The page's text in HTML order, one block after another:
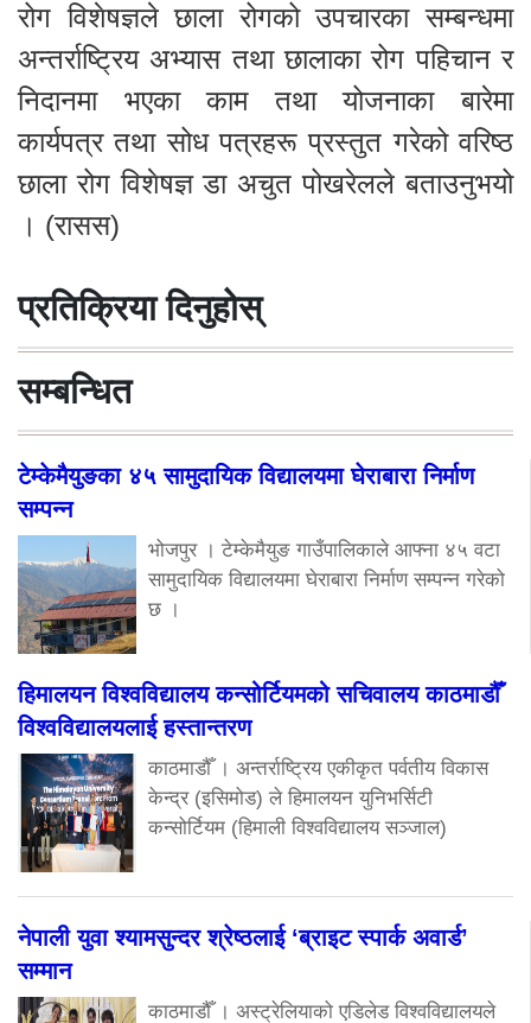
रोग विशेषज्ञले छाला रोगको उपचारका सम्बन्धमा
अन्तर्राष्ट्रिय अभ्यास तथा छालाका रोग पहिचान र
निदानमा भएका काम तथा योजनाका बारेमा
कार्यपत्र तथा सोध पत्रहरू प्रस्तुत गरेको वरिष्ठ
छाला रोग विशेषज्ञ डा अचुत पोखरेलले बताउनुभयो
। (रासस)
प्रतिक्रिया दिनुहोस्
सम्बन्धित
टेम्केमैयुङका ४५ सामुदायिक विद्यालयमा घेराबारा निर्माण
सम्पन्न
भोजपुर । टेम्केमैयुङ गाउँपालिकाले आफ्ना ४५ वटा
सामुदायिक विद्यालयमा घेराबारा निर्माण सम्पन्न गरेको
छ ।
हिमालयन विश्वविद्यालय कन्सोर्टियमको सचिवालय काठमाडौँ
विश्वविद्यालयलाई हस्तान्तरण
काठमाडौँ । अन्तर्राष्ट्रिय एकीकृत पर्वतीय विकास
केन्द्र (इसिमोड) ले हिमालयन युनिभर्सिटी
कन्सोर्टियम (हिमाली विश्वविद्यालय सञ्जाल)
नेपाली युवा श्यामसुन्दर श्रेष्ठलाई ‘ब्राइट स्पार्क अवार्ड’
सम्मान
काठमाडौँ । अस्ट्रेलियाको एडिलेड विश्वविद्यालयले